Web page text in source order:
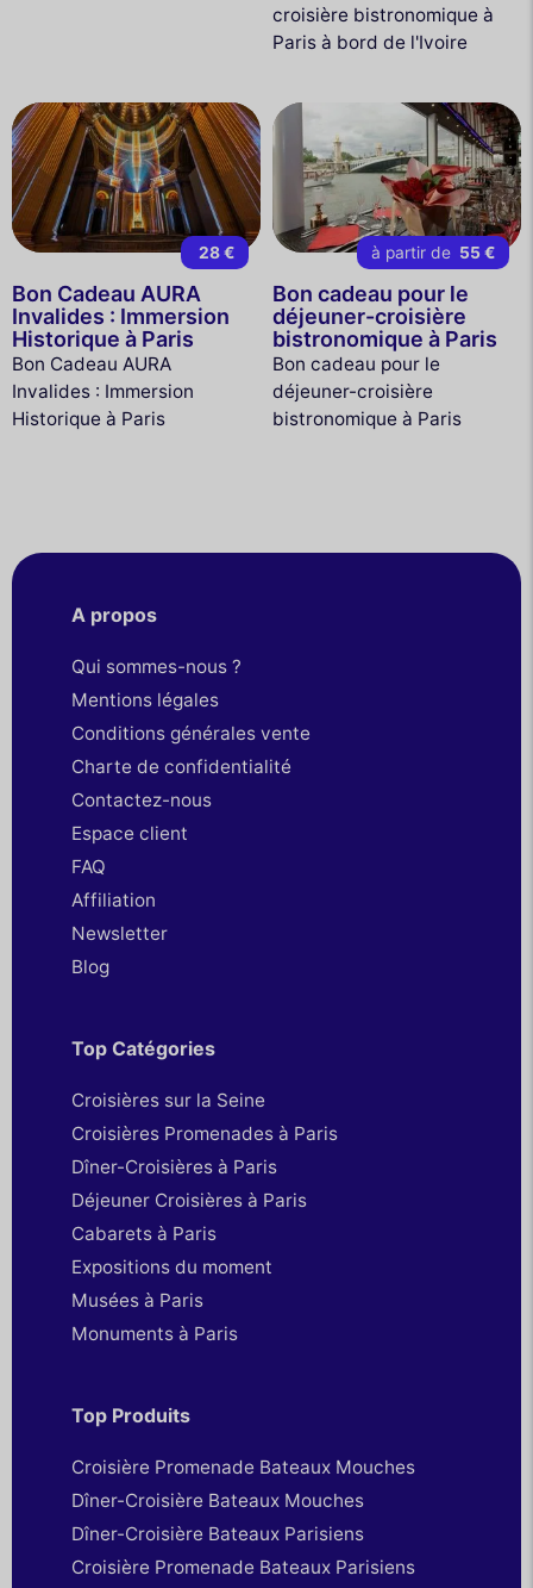
croisière bistronomique à
Paris à bord de l'Ivoire
28 €
Bon Cadeau AURA
Invalides : Immersion
Historique à Paris
Bon Cadeau AURA
Invalides : Immersion
Historique à Paris
à partir de 55 €
Bon cadeau pour le
déjeuner-croisière
bistronomique à Paris
Bon cadeau pour le
déjeuner-croisière
bistronomique à Paris
A propos
Qui sommes-nous ?
Mentions légales
Conditions générales vente
Charte de confidentialité
Contactez-nous
Espace client
FAQ
Affiliation
Newsletter
Blog
Top Catégories
Croisières sur la Seine
Croisières Promenades à Paris
Dîner-Croisières à Paris
Déjeuner Croisières à Paris
Cabarets à Paris
Expositions du moment
Musées à Paris
Monuments à Paris
Top Produits
Croisière Promenade Bateaux Mouches
Dîner-Croisière Bateaux Mouches
Dîner-Croisière Bateaux Parisiens
Croisière Promenade Bateaux Parisiens